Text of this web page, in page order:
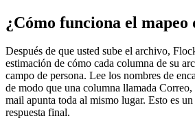
¿Cómo funciona el mapeo
Después de que usted sube el archivo,
estimación de cómo cada columna de su
campo de persona. Lee los nombres de
de modo que una columna llamada
mail apunta toda al mismo lugar. Esto es
respuesta final.